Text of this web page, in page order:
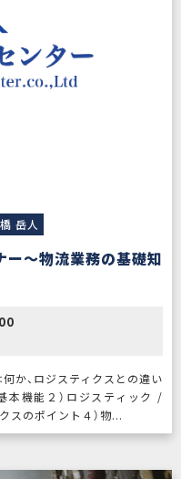
岳人
～物流業務の基礎知
か、ロジスティクスとの違い
本機能２）ロジスティック /
スのポイント４）物...